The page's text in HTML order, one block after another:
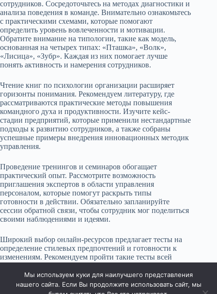
сотрудников. Сосредоточьтесь на методах диагностики и
анализа поведения в команде. Внимательно ознакомьтесь
с практическими схемами, которые помогают
определить уровень вовлеченности и мотивации.
Обратите внимание на типологии, такие как модель,
основанная на четырех типах: «Пташка», «Волк»,
«Лисица», «Зубр». Каждая из них помогает лучше
понять активность и намерения сотрудников.
Чтение книг по психологии организации расширяет
горизонты понимания. Рекомендуем литературу, где
рассматриваются практические методы повышения
командного духа и продуктивности. Изучите кейс-
стадии предприятий, которые применили нестандартные
подходы к развитию сотрудников, а также собраны
успешные примеры внедрения инновационных методик
управления.
Проведение тренингов и семинаров обогащает
практический опыт. Рассмотрите возможность
приглашения экспертов в области управления
персоналом, которые помогут раскрыть типы
готовности в действии. Обязательно запланируйте
сессии обратной связи, чтобы сотрудник мог поделиться
своими наблюдениями и идеями.
Широкий выбор онлайн-ресурсов предлагает тесты на
определение стилевых предпочтений и готовности к
изменениям. Рекомендуем пройти такие тесты всей
среду для обсуждения полученных результатов.
Мы используем куки для наилучшего представления
нашего сайта. Если Вы продолжите использовать сайт, мы